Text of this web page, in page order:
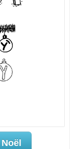
Noël